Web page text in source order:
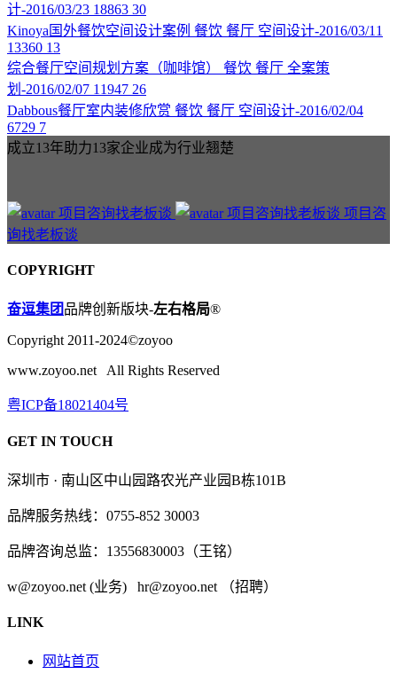
计-2016/03/23 18863 30
Kinoya国外餐饮空间设计案例 餐饮 餐厅 空间设计-2016/03/11
13360 13
综合餐厅空间规划方案（咖啡馆）
餐饮 餐厅 全案策
划-2016/02/07 11947 26
Dabbous餐厅室内装修欣赏 餐饮 餐厅 空间设计-2016/02/04
6729 7
成立13年助力13家企业成为行业翘楚
项目咨
询找老板谈
COPYRIGHT
奋逗集团品牌创新版块-左右格局®
Copyright 2011-2024©zoyoo
www.zoyoo.net All Rights Reserved
粤ICP备18021404号
GET IN TOUCH
深圳市 · 南山区中山园路农光产业园B栋101B
品牌服务热线：0755-852 30003
品牌咨询总监：13556830003（王铭）
w@zoyoo.net (业务) hr@zoyoo.net （招聘）
LINK
网站首页